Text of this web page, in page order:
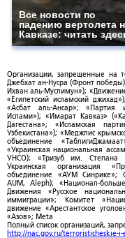
Все новости по
падению вертолета
Кавказе: читать
Организации, запрещенные на
Джебхат ан-Нусра (Фронт
Ихван аль-Муслимун»);
«Египетский исламский
«Асбат аль-Ансар»; «Партия
Ислами»); «Имарат Кавказ»
Дагестана»; «Исламская
Узбекистана»); «Меджлис
объединение
«Украинская национальная
УНСО); «Тризуб им. Степана
Украинская организация
объединение «АУМ Синрике»;
AUM, Aleph); «Национал-
Движения «Русское
иммиграции»; Комитет
движение «Арестантское
«Азов»; Meta
Полный список организаций,
http://nac.gov.ru/terroristicheskie-